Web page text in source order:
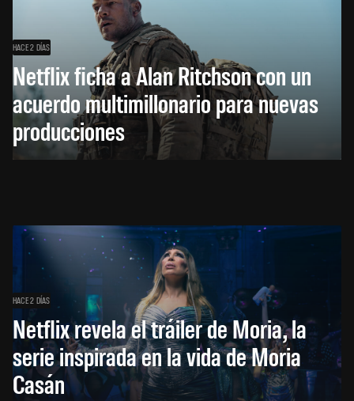
HACE 2 DÍAS
Netflix ficha a Alan Ritchson con un
acuerdo multimillonario para nuevas
producciones
HACE 2 DÍAS
Netflix revela el tráiler de Moria, la
serie inspirada en la vida de Moria
Casán